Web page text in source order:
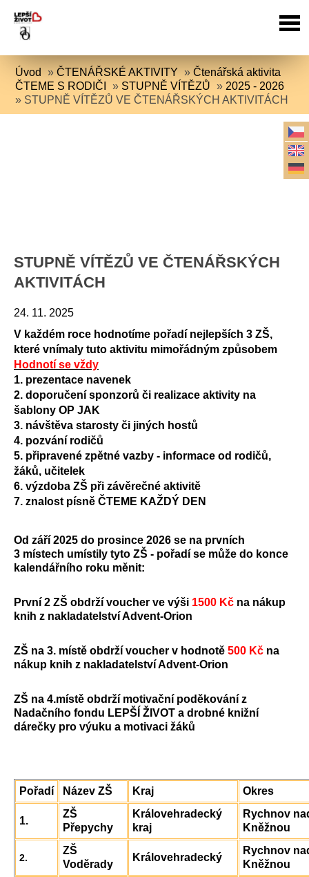
Úvod »ČTENÁŘSKÉ AKTIVITY »Čtenářská aktivita
ČTEME S RODIČI
» STUPNĚ VÍTĚZŮ » 2025 - 2026
» STUPNĚ VÍTĚZŮ VE ČTENÁŘSKÝCH AKTIVITÁCH
STUPNĚ VÍTĚZŮ VE ČTENÁŘSKÝCH
AKTIVITÁCH
24. 11. 2025
V každém roce hodnotíme pořadí nejlepších 3 ZŠ,
které vnímaly tuto aktivitu mimořádným způsobem
Hodnotí se vždy
1. prezentace navenek
2. doporučení sponzorů či realizace aktivity na
šablony OP JAK
3. návštěva starosty či jiných hostů
4. pozvání rodičů
5. připravené zpětné vazby - informace od rodičů,
žáků, učitelek
6. výzdoba ZŠ při závěrečné aktivitě
7. znalost písně ČTEME KAŽDÝ DEN
Od září 2025 do prosince 2026 se na prvních
3 místech umístily tyto ZŠ - pořadí se může do konce
kalendářního roku měnit:
První 2 ZŠ obdrží voucher ve výši 1500 Kč na nákup
knih z nakladatelství Advent-Orion
ZŠ na 3. místě obdrží voucher v hodnotě 500 Kč na
nákup knih z nakladatelství Advent-Orion
ZŠ na 4.místě obdrží motivační poděkování z
Nadačního fondu LEPŠÍ ŽIVOT a drobné knižní
dárečky pro výuku a motivaci žáků
Pořadí Název ZŠ Kraj Okres
1.
ZŠ
Přepychy
Královehradecký
kraj
Rychnov
Kněžnou
2.
ZŠ
Voděrady
Královehradecký
Rychnov
Kněžnou